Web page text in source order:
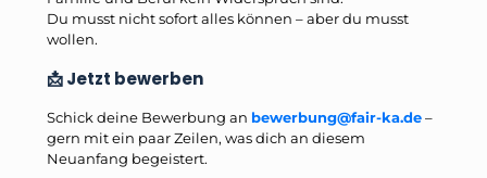
Du musst nicht sofort alles können – aber du musst
wollen.
📩 Jetzt bewerben
Schick deine Bewerbung an bewerbung@fair-ka.de–
gern mit ein paar Zeilen, was dich an diesem
Neuanfang begeistert.